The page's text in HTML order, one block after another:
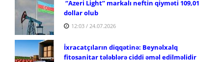
“Azeri Light” markalı neftin qiyməti 109,01
dollar olub
12:03 / 24.07.2026
İxracatçıların diqqətinə: Beynəlxalq
fitosanitar tələblərə ciddi əməl edilməlidir